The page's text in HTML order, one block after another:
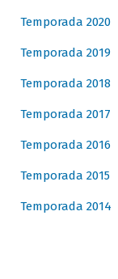
Temporada 2020
Temporada 2019
Temporada 2018
Temporada 2017
Temporada 2016
Temporada 2015
Temporada 2014